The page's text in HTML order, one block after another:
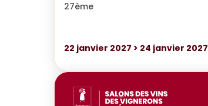
27ème
22 janvier 2027 > 24 janvier 2027